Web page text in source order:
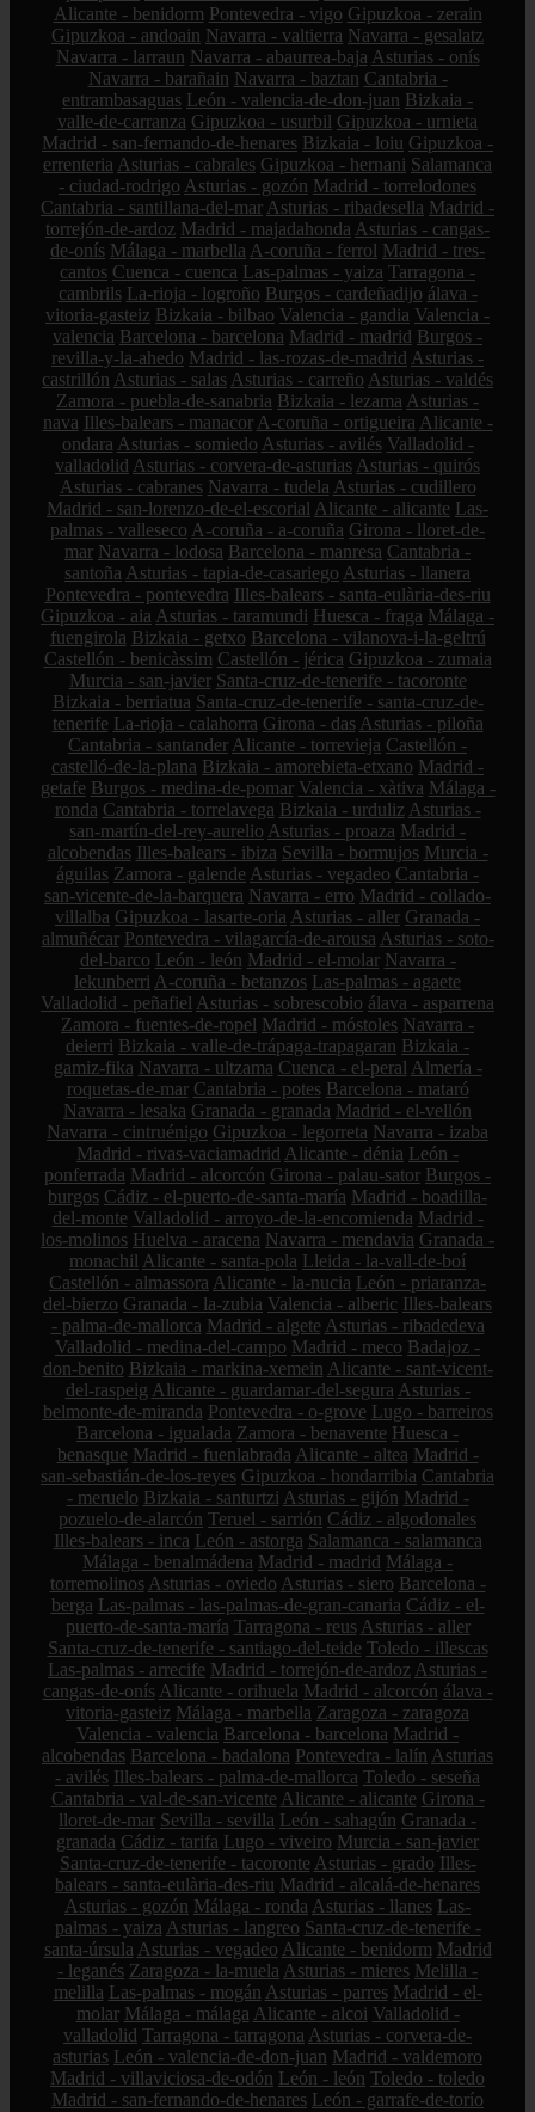
Alicante - benidorm Pontevedra - vigo Gipuzkoa - zerain
Gipuzkoa - andoain Navarra - valtierra Navarra - gesalatz
Navarra - larraun Navarra - abaurrea-baja Asturias - onís
Navarra - barañain Navarra - baztan Cantabria -
entrambasaguas León - valencia-de-don-juan Bizkaia -
valle-de-carranza Gipuzkoa - usurbil Gipuzkoa - urnieta
Madrid - san-fernando-de-henares Bizkaia - loiu Gipuzkoa -
errenteria Asturias - cabrales Gipuzkoa - hernani Salamanca
- ciudad-rodrigo Asturias - gozón Madrid - torrelodones
Cantabria - santillana-del-mar Asturias - ribadesella Madrid -
torrejón-de-ardoz Madrid - majadahonda Asturias - cangas-
de-onís Málaga - marbella A-coruña - ferrol Madrid - tres-
cantos Cuenca - cuenca Las-palmas - yaiza Tarragona -
cambrils La-rioja - logroño Burgos - cardeñadijo álava -
vitoria-gasteiz Bizkaia - bilbao Valencia - gandia Valencia -
valencia Barcelona - barcelona Madrid - madrid Burgos -
revilla-y-la-ahedo Madrid - las-rozas-de-madrid Asturias -
castrillón Asturias - salas Asturias - carreño Asturias - valdés
Zamora - puebla-de-sanabria Bizkaia - lezama Asturias -
nava Illes-balears - manacor A-coruña - ortigueira Alicante -
ondara Asturias - somiedo Asturias - avilés Valladolid -
valladolid Asturias - corvera-de-asturias Asturias - quirós
Asturias - cabranes Navarra - tudela Asturias - cudillero
Madrid - san-lorenzo-de-el-escorial Alicante - alicante Las-
palmas - valleseco A-coruña - a-coruña Girona - lloret-de-
mar Navarra - lodosa Barcelona - manresa Cantabria -
santoña Asturias - tapia-de-casariego Asturias - llanera
Pontevedra - pontevedra Illes-balears - santa-eulària-des-riu
Gipuzkoa - aia Asturias - taramundi Huesca - fraga Málaga -
fuengirola Bizkaia - getxo Barcelona - vilanova-i-la-geltrú
Castellón - benicàssim Castellón - jérica Gipuzkoa - zumaia
Murcia - san-javier Santa-cruz-de-tenerife - tacoronte
Bizkaia - berriatua Santa-cruz-de-tenerife - santa-cruz-de-
tenerife La-rioja - calahorra Girona - das Asturias - piloña
Cantabria - santander Alicante - torrevieja Castellón -
castelló-de-la-plana Bizkaia - amorebieta-etxano Madrid -
getafe Burgos - medina-de-pomar Valencia - xàtiva Málaga -
ronda Cantabria - torrelavega Bizkaia - urduliz Asturias -
san-martín-del-rey-aurelio Asturias - proaza Madrid -
alcobendas Illes-balears - ibiza Sevilla - bormujos Murcia -
águilas Zamora - galende Asturias - vegadeo Cantabria -
san-vicente-de-la-barquera Navarra - erro Madrid - collado-
villalba Gipuzkoa - lasarte-oria Asturias - aller Granada -
almuñécar Pontevedra - vilagarcía-de-arousa Asturias - soto-
del-barco León - león Madrid - el-molar Navarra -
lekunberri A-coruña - betanzos Las-palmas - agaete
Valladolid - peñafiel Asturias - sobrescobio álava - asparrena
Zamora - fuentes-de-ropel Madrid - móstoles Navarra -
deierri Bizkaia - valle-de-trápaga-trapagaran Bizkaia -
gamiz-fika Navarra - ultzama Cuenca - el-peral Almería -
roquetas-de-mar Cantabria - potes Barcelona - mataró
Navarra - lesaka Granada - granada Madrid - el-vellón
Navarra - cintruénigo Gipuzkoa - legorreta Navarra - izaba
Madrid - rivas-vaciamadrid Alicante - dénia León -
ponferrada Madrid - alcorcón Girona - palau-sator Burgos -
burgos Cádiz - el-puerto-de-santa-maría Madrid - boadilla-
del-monte Valladolid - arroyo-de-la-encomienda Madrid -
los-molinos Huelva - aracena Navarra - mendavia Granada -
monachil Alicante - santa-pola Lleida - la-vall-de-boí
Castellón - almassora Alicante - la-nucia León - priaranza-
del-bierzo Granada - la-zubia Valencia - alberic Illes-balears
- palma-de-mallorca Madrid - algete Asturias - ribadedeva
Valladolid - medina-del-campo Madrid - meco Badajoz -
don-benito Bizkaia - markina-xemein Alicante - sant-vicent-
del-raspeig Alicante - guardamar-del-segura Asturias -
belmonte-de-miranda Pontevedra - o-grove Lugo - barreiros
Barcelona - igualada Zamora - benavente Huesca -
benasque Madrid - fuenlabrada Alicante - altea Madrid -
san-sebastián-de-los-reyes Gipuzkoa - hondarribia Cantabria
- meruelo Bizkaia - santurtzi Asturias - gijón Madrid -
pozuelo-de-alarcón Teruel - sarrión Cádiz - algodonales
Illes-balears - inca León - astorga Salamanca - salamanca
Málaga - benalmádena Madrid - madrid Málaga -
torremolinos Asturias - oviedo Asturias - siero Barcelona -
berga Las-palmas - las-palmas-de-gran-canaria Cádiz - el-
puerto-de-santa-maría Tarragona - reus Asturias - aller
Santa-cruz-de-tenerife - santiago-del-teide Toledo - illescas
Las-palmas - arrecife Madrid - torrejón-de-ardoz Asturias -
cangas-de-onís Alicante - orihuela Madrid - alcorcón álava -
vitoria-gasteiz Málaga - marbella Zaragoza - zaragoza
Valencia - valencia Barcelona - barcelona Madrid -
alcobendas Barcelona - badalona Pontevedra - lalín Asturias
- avilés Illes-balears - palma-de-mallorca Toledo - seseña
Cantabria - val-de-san-vicente Alicante - alicante Girona -
lloret-de-mar Sevilla - sevilla León - sahagún Granada -
granada Cádiz - tarifa Lugo - viveiro Murcia - san-javier
Santa-cruz-de-tenerife - tacoronte Asturias - grado Illes-
balears - santa-eulària-des-riu Madrid - alcalá-de-henares
Asturias - gozón Málaga - ronda Asturias - llanes Las-
palmas - yaiza Asturias - langreo Santa-cruz-de-tenerife -
santa-úrsula Asturias - vegadeo Alicante - benidorm Madrid
- leganés Zaragoza - la-muela Asturias - mieres Melilla -
melilla Las-palmas - mogán Asturias - parres Madrid - el-
molar Málaga - málaga Alicante - alcoi Valladolid -
valladolid Tarragona - tarragona Asturias - corvera-de-
asturias León - valencia-de-don-juan Madrid - valdemoro
Madrid - villaviciosa-de-odón León - león Toledo - toledo
Madrid - san-fernando-de-henares León - garrafe-de-torío